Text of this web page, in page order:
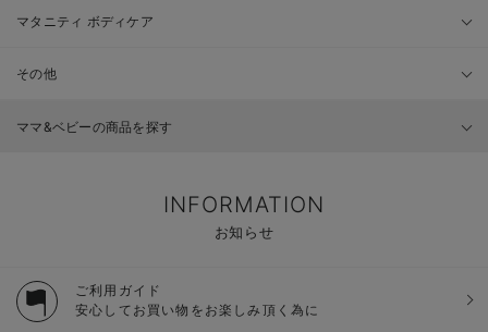
マタニティ ボディケア
その他
ママ&ベビーの商品を探す
INFORMATION
お知らせ
ご利用ガイド
安心してお買い物をお楽しみ頂く為に